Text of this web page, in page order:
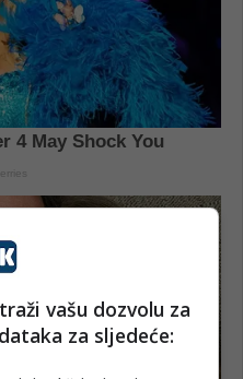
vašu dozvolu za
za sljedeće: